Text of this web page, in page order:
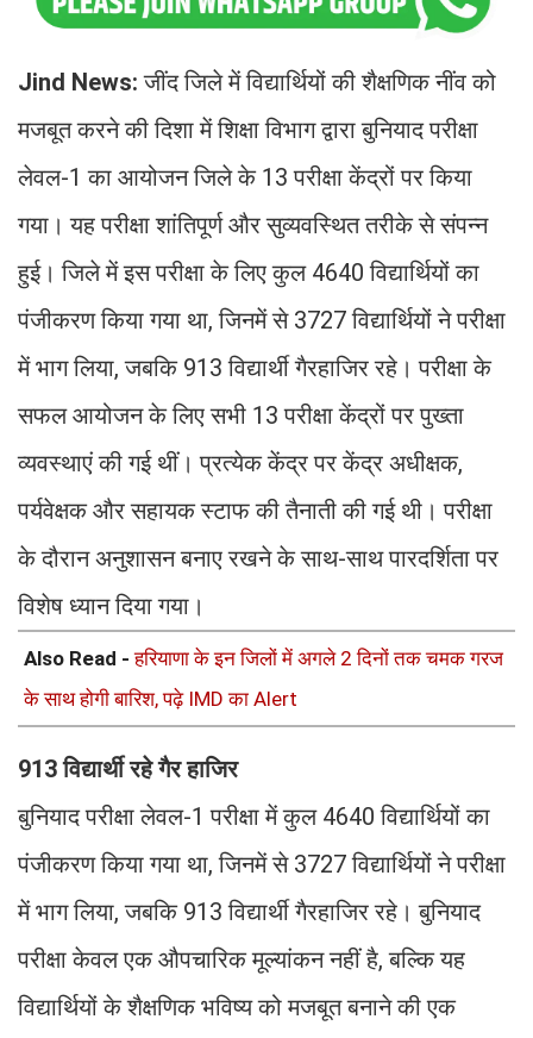
Jind News:जींद जिले में विद्यार्थियों की शैक्षणिक नींव को
मजबूत करने की दिशा में शिक्षा विभाग द्वारा बुनियाद परीक्षा
लेवल-1 का आयोजन जिले के 13 परीक्षा केंद्रों पर किया
गया। यह परीक्षा शांतिपूर्ण और सुव्यवस्थित तरीके से संपन्न
हुई। जिले में इस परीक्षा के लिए कुल 4640 विद्यार्थियों का
पंजीकरण किया गया था, जिनमें से 3727 विद्यार्थियों ने परीक्षा
में भाग लिया, जबकि 913 विद्यार्थी गैरहाजिर रहे। परीक्षा के
सफल आयोजन के लिए सभी 13 परीक्षा केंद्रों पर पुख्ता
व्यवस्थाएं की गई थीं। प्रत्येक केंद्र पर केंद्र अधीक्षक,
पर्यवेक्षक और सहायक स्टाफ की तैनाती की गई थी। परीक्षा
के दौरान अनुशासन बनाए रखने के साथ-साथ पारदर्शिता पर
विशेष ध्यान दिया गया।
Also Read -हरियाणा के इन जिलों में अगले 2 दिनों तक चमक गरज
के साथ होगी बारिश, पढ़े IMD का Alert
913 विद्यार्थी रहे गैर हाजिर
बुनियाद परीक्षा लेवल-1 परीक्षा में कुल 4640 विद्यार्थियों का
पंजीकरण किया गया था, जिनमें से 3727 विद्यार्थियों ने परीक्षा
में भाग लिया, जबकि 913 विद्यार्थी गैरहाजिर रहे। बुनियाद
परीक्षा केवल एक औपचारिक मूल्यांकन नहीं है, बल्कि यह
विद्यार्थियों के शैक्षणिक भविष्य को मजबूत बनाने की एक